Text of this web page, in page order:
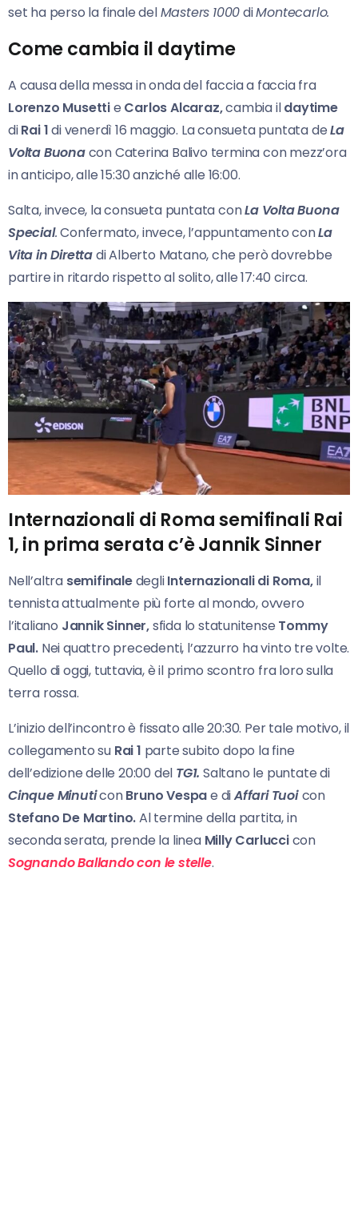
set ha perso la finale delMasters 1000diMontecarlo.
Come cambia il daytime
A causa della messa in onda del faccia a faccia fra
Lorenzo Musettie Carlos Alcaraz,cambia ildaytime
diRai1di venerdì 16 maggio. La consueta puntata deLa
Volta Buonacon Caterina Balivo termina con mezz’ora
in anticipo, alle 15:30 anziché alle 16:00.
Salta, invece, la consueta puntata conLa Volta Buona
Special.Confermato, invece, l’appuntamento conLa
Vita in Direttadi Alberto Matano, che però dovrebbe
partire in ritardo rispetto al solito, alle 17:40 circa.
Internazionali di Roma semifinali Rai
1, in prima serata c’è Jannik Sinner
Nell’altra semifinaledegliInternazionali di Roma,il
tennista attualmente più forte al mondo, ovvero
l’italiano Jannik Sinner,sfida lo statunitense Tommy
Paul. Nei quattro precedenti, l’azzurro ha vinto tre volte.
Quello di oggi, tuttavia, è il primo scontro fra loro sulla
terra rossa.
L’inizio dell’incontro è fissato alle 20:30. Per tale motivo, il
collegamento su Rai1 parte subito dopo la fine
dell’edizione delle 20:00 del TG1. Saltano le puntate di
Cinque MinuticonBruno Vespae diAffari Tuoi con
Stefano De Martino.Al termine della partita, in
seconda serata, prende la linea Milly Carluccicon
SognandoBallando con le stelle.